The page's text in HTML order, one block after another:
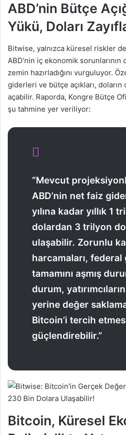
ABD’nin Bütçe
Yükü, Doları
Bitwise, yalnızca küresel riskler
ABD’nin iç ekonomik sorunlarının
zemin hazırladığını vurguluyor.
giderleri ve bütçe açıkları,
açabilir. Raporda, Kongre Bütçe
şu tahmine yer veriliyor:
“Mevcut
ABD’nin net faiz
yılına kadar yıllık 1
dolardan 3 trilyon
ulaşabilir. Zorunlu
harcamaları,
tamamını aşmış
durum,
yerine değer
Bitcoin’i tercih
güçlendirebilir.”
Bitcoin, Küresel